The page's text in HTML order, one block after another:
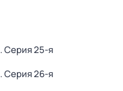
. Серия 25-я
. Серия 26-я